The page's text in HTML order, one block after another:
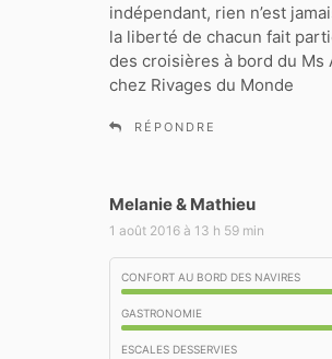
indépendant, rien n’est
la liberté de chacun fait
des croisières à bord du Ms
chez Rivages du Monde
RÉPONDRE
Melanie & Mathieu
i
:
1 août 2016 à 13 h 59 min
CONFORT AU BORD DES NAVIRES
GASTRONOMIE
ESCALES DESSERVIES